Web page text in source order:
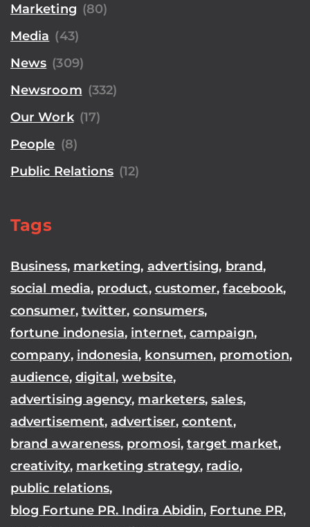
Marketing (80)
Media (43)
News (309)
Newsroom (332)
Our Work (17)
People (8)
Public Relations (12)
Tags
Business, marketing, advertising, brand,
social media, product, customer,facebook,
consumer, twitter,consumers,
fortune indonesia, internet,campaign,
company, indonesia, konsumen, promotion,
audience, digital,website,
advertising agency, marketers,sales,
advertisement,advertiser, content,
brand awareness, promosi, target market,
creativity, marketing strategy, radio,
public relations,
blog Fortune PR. Indira Abidin, Fortune PR,